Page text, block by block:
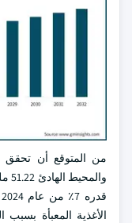
من المتوقع أن تحقق
الأغذية المعبأة بسبب